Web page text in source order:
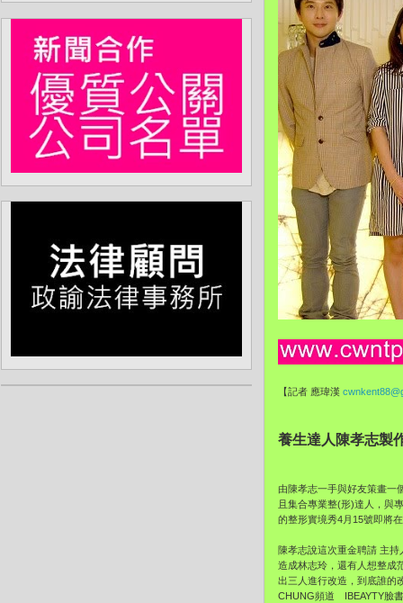
【記者 應瑋漢
養生達人陳孝志製
由陳孝志一手與好友策畫一
且集合專業整(形)達人，與
的整形實境秀4月15號即將
陳孝志說這次重金聘請 主
造成林志玲，還有人想整成
出三人進行改造，到底誰的
CHUNG頻道 IBEAYTY臉